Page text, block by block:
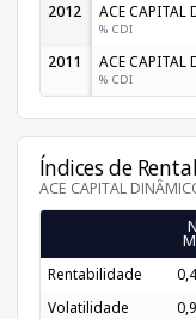
2012 ACE CAPITAL
% CDI
2011 ACE CAPITAL
% CDI
Índices de
ACE CAPITAL
Rentabilidade
Volatilidade